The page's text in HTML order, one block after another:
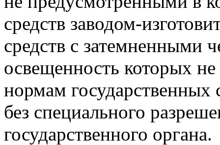
средств заводом-
средств с затемненными
освещенность которых не
нормам
без специального
государственного органа.